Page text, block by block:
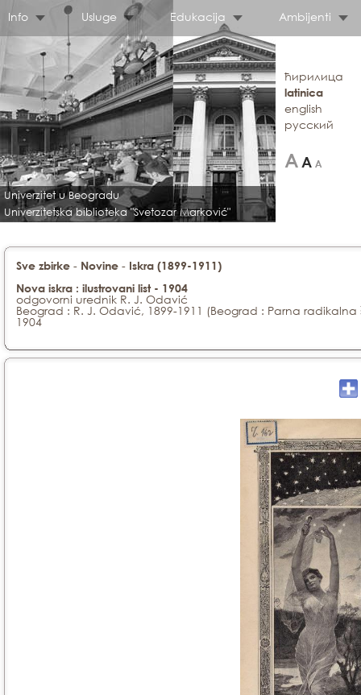
Info Usluge Edukacija Ambijenti
Univerzitet u Beogradu
Univerzitetska biblioteka "Svetozar Marković"
ћирилица
latinica
english
русский
Sve zbirke - Novine - Iskra (1899-1911)
Nova iskra : ilustrovani list - 1904
odgovorni urednik R. J. Odavić
Beograd : R. J. Odavić, 1899-1911 (Beograd : Parna
1904